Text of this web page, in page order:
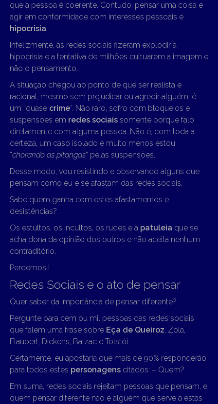
que a pessoa é coerente. Contudo, pensar uma coisa e
agir em conformidade com interesses pessoais é
hipocrisia.
Infelizmente, as redes sociais fizeram explodir a
hipocrisia e a tentativa de milhões cultuarem a imagem e
não o pensamento.
A situação chegou ao ponto de que ser realista e
racional, mesmo sem prejudicar ou agredir alguém, é
um “quase crime“. Não raro, sofro com bloqueios e
suspensões em redes sociais somente porque falo
diretamente com alguma pessoa. Não é, com toda a
certeza, um caso isolado e muito menos estou
“chorando as pitangas” pelas suspensões.
Desse modo, vou resistindo e observando alguns que
pensam como eu e se afastam das redes sociais.
Sabe quem ganha com estes afastamentos e
desistências?
Os estultos, os incultos, os rudes e a patuleia que se
acha dona da opinião dos outros e não aceita nenhum
contraditório.
Perdemos !
Redes Sociais e o ato de pensar
Quer saber da importância de pensar diferente?
Pergunte para cem ou mil pessoas das redes sociais
que falem uma frase sobre Eça de Queiroz, Zola,
Flaubert, Dickens, Balzac e Tolstói.
Certamente, eu apostaria que mais de 90% responderão
para todos estes personagens citados: – Quem?
Em suma, redes sociais rejeitam pessoas que pensam, e
quem pensar diferente não é alguém que serve a estas